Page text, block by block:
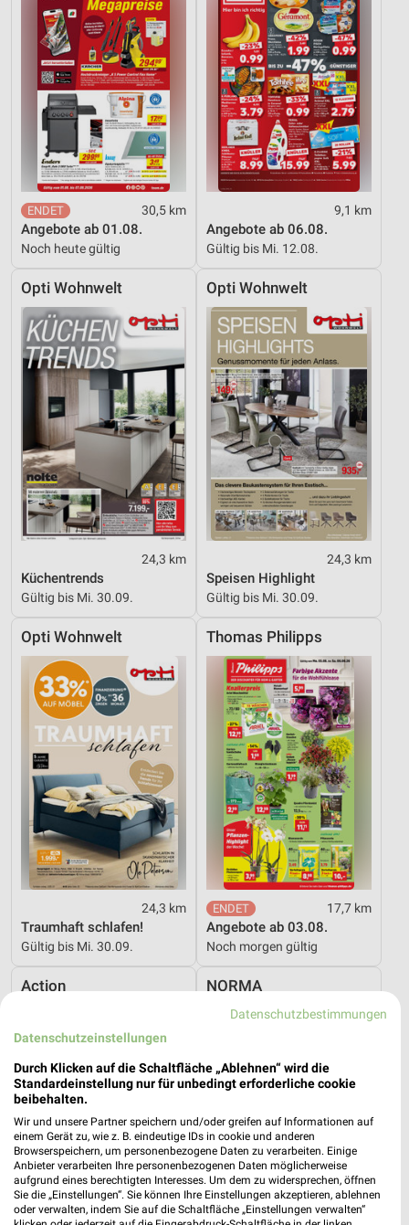
30,5 km
Angebote ab 01.08.
Noch heute gültig
9,1 km
Angebote ab 06.08.
Gültig bis Mi. 12.08.
Opti Wohnwelt
24,3 km
Küchentrends
Gültig bis Mi. 30.09.
Opti Wohnwelt
24,3 km
Speisen Highlight
Gültig bis Mi. 30.09.
Opti Wohnwelt
24,3 km
Traumhaft schlafen!
Gültig bis Mi. 30.09.
Thomas Philipps
17,7 km
Angebote ab 03.08.
Noch morgen gültig
Action NORMA
Datenschutzbestimmungen
Datenschutzeinstellungen
Durch Klicken auf die Schaltfläche „Ablehnen“ wird die
Standardeinstellung nur für unbedingt erforderliche cookie
beibehalten.
Wir und unsere Partner speichern und/oder greifen auf Informationen auf
einem Gerät zu, wie z. B. eindeutige IDs in cookie und anderen
Browserspeichern, um personenbezogene Daten zu verarbeiten. Einige
Anbieter verarbeiten Ihre personenbezogenen Daten möglicherweise
aufgrund eines berechtigten Interesses. Um dem zu widersprechen, öffnen
Sie die „Einstellungen“. Sie können Ihre Einstellungen akzeptieren, ablehnen
oder verwalten, indem Sie auf die Schaltfläche „Einstellungen verwalten“